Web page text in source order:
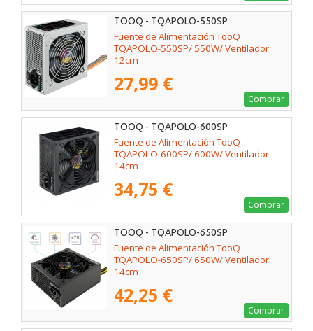
TOOQ - TQAPOLO-550SP
Fuente de Alimentación TooQ
TQAPOLO-550SP/ 550W/ Ventilador
12cm
27,99 €
Comprar
TOOQ - TQAPOLO-600SP
Fuente de Alimentación TooQ
TQAPOLO-600SP/ 600W/ Ventilador
14cm
34,75 €
Comprar
TOOQ - TQAPOLO-650SP
Fuente de Alimentación TooQ
TQAPOLO-650SP/ 650W/ Ventilador
14cm
42,25 €
Comprar